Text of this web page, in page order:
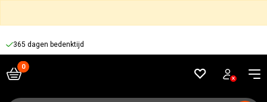
365 dagen bedenktijd
Zoeken